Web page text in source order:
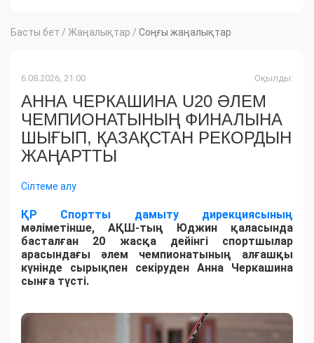
Басты бет / Жаңалықтар / Соңғы жаңалықтар
6.08.2026, 21:00 Оқылды:
АННА ЧЕРКАШИНА U20 ӘЛЕМ
ЧЕМПИОНАТЫНЫҢ ФИНАЛЫНА
ШЫҒЫП, ҚАЗАҚСТАН РЕКОРДЫН
ЖАҢАРТТЫ
Сілтеме алу
ҚР Спортты дамыту дирекциясының
мәліметінше, АҚШ-тың Юджин қаласында
басталған 20 жасқа дейінгі спортшылар
арасындағы әлем чемпионатының алғашқы
күнінде сырықпен секіруден Анна Черкашина
сынға түсті.